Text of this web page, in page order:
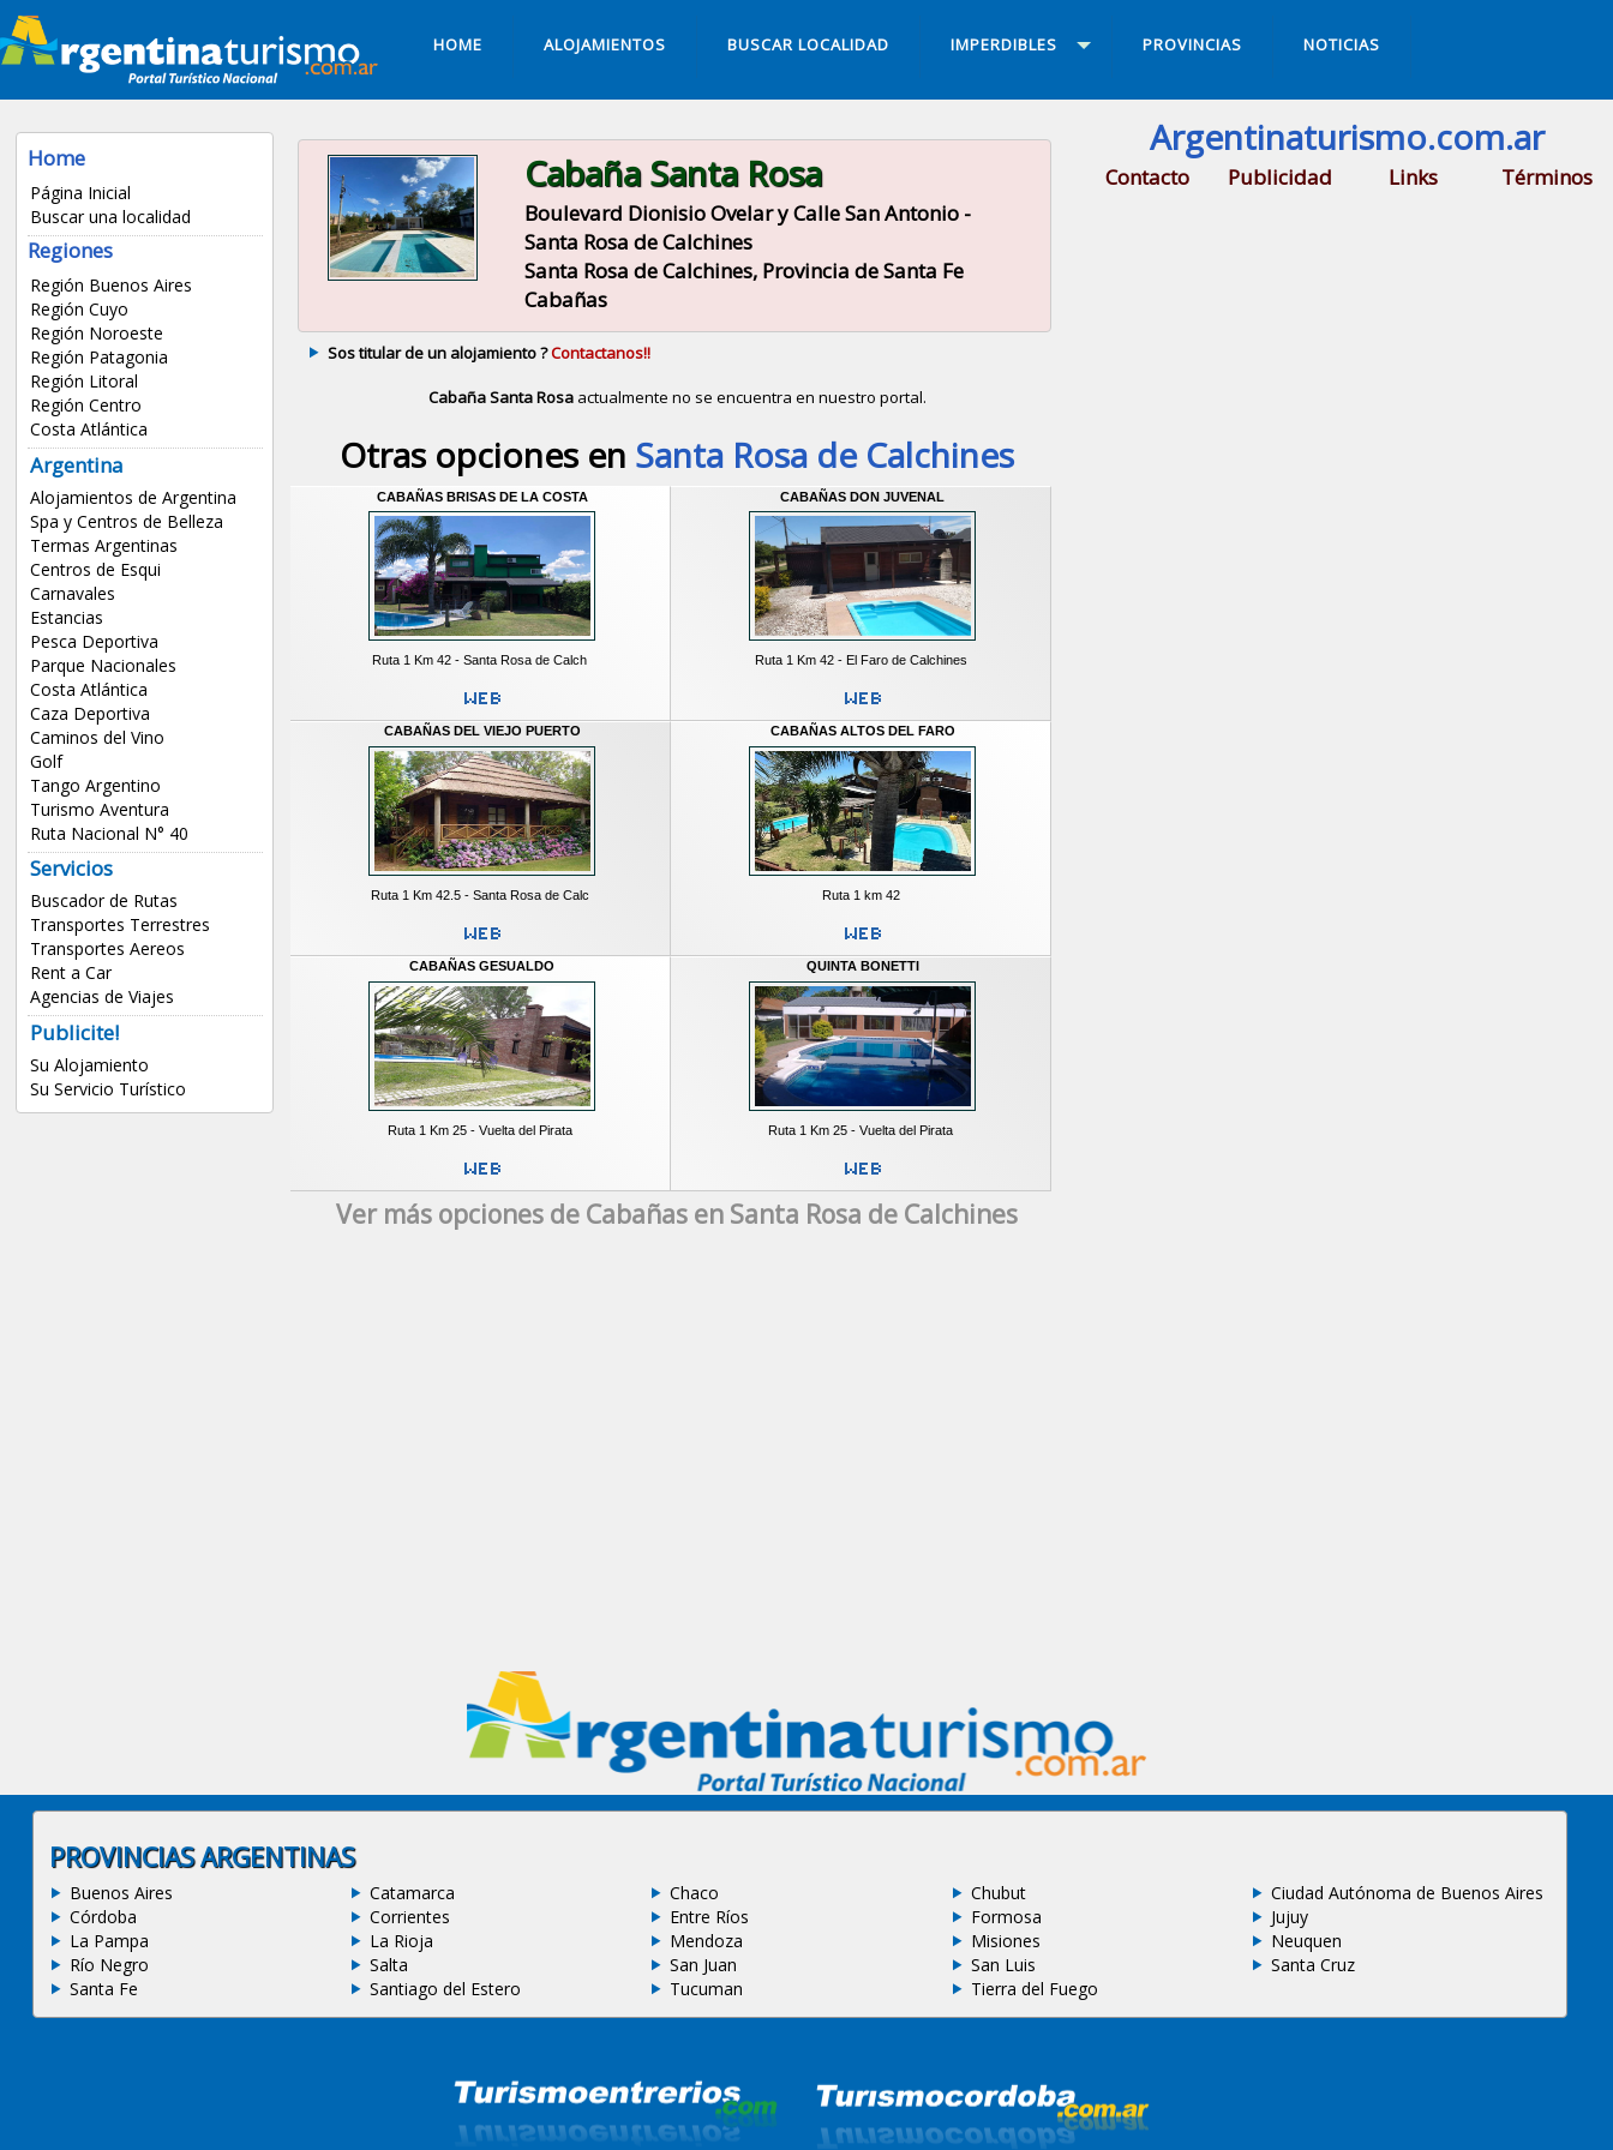
HOME ALOJAMIENTOS BUSCAR LOCALIDAD IMPERDIBLES PROVINCIAS NOTICIAS
Home
Página Inicial
Buscar una localidad
Regiones
Región Buenos Aires
Región Cuyo
Región Noroeste
Región Patagonia
Región Litoral
Región Centro
Costa Atlántica
Argentina
Alojamientos de Argentina
Spa y Centros de Belleza
Termas Argentinas
Centros de Esqui
Carnavales
Estancias
Pesca Deportiva
Parque Nacionales
Costa Atlántica
Caza Deportiva
Caminos del Vino
Golf
Tango Argentino
Turismo Aventura
Ruta Nacional N° 40
Servicios
Buscador de Rutas
Transportes Terrestres
Transportes Aereos
Rent a Car
Agencias de Viajes
Publicite!
Su Alojamiento
Su Servicio Turístico
Cabaña Santa Rosa
Boulevard Dionisio Ovelar y Calle San Antonio -
Santa Rosa de Calchines
Santa Rosa de Calchines, Provincia de Santa Fe
Cabañas
Sos titular de un alojamiento ?Contactanos!!
Cabaña Santa Rosaactualmente no se encuentra en nuestro portal.
Otras opciones en Santa Rosa de Calchines
CABAÑAS BRISAS DE LA COSTA
Ruta 1 Km 42 - Santa Rosa de Calch
CABAÑAS DON JUVENAL
Ruta 1 Km 42 - El Faro de Calchines
CABAÑAS DEL VIEJO PUERTO
Ruta 1 Km 42.5 - Santa Rosa de Calc
CABAÑAS ALTOS DEL FARO
Ruta 1 km 42
CABAÑAS GESUALDO
Ruta 1 Km 25 - Vuelta del Pirata
QUINTA BONETTI
Ruta 1 Km 25 - Vuelta del Pirata
Ver más opciones de Cabañas en Santa Rosa de Calchines
Argentinaturismo.com.ar
Contacto Publicidad Links Términos
PROVINCIAS ARGENTINAS
Buenos Aires Catamarca Chaco Chubut
Ciudad Autónoma de Buenos Aires
Córdoba
Corrientes Entre Ríos Formosa
Jujuy
La Pampa
La Rioja Mendoza Misiones
Neuquen
Río Negro
Salta San Juan San Luis
Santa Cruz
Santa Fe
Santiago del Estero Tucuman Tierra del Fuego